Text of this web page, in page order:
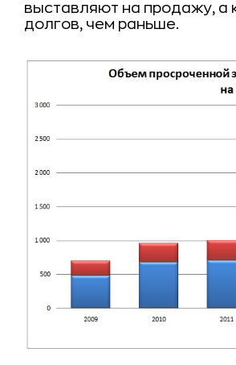
выставляют на продажу, а
долгов, чем раньше.